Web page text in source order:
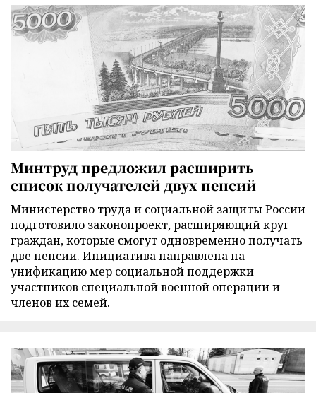
Минтруд предложил расширить
список получателей двух пенсий
Министерство труда и социальной защиты России
подготовило законопроект, расширяющий круг
граждан, которые смогут одновременно получать
две пенсии. Инициатива направлена на
унификацию мер социальной поддержки
участников специальной военной операции и
членов их семей.